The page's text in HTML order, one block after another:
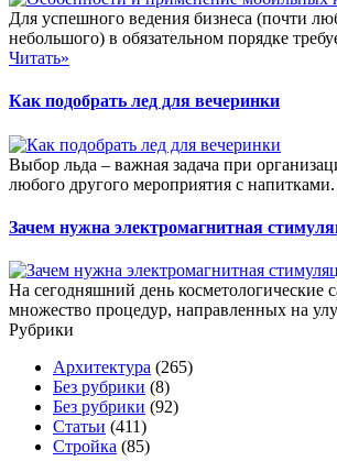
Для успешного ведения бизнеса (почти
небольшого) в обязательном порядке
Читать»
Как подобрать лед для вечеринки
Выбор льда – важная задача при
любого другого мероприятия с напитками.
Зачем нужна электромагнитная
На сегодняшний день косметологические
множество процедур, направленных на
Рубрики
Архитектура (265)
Без рубрики (8)
Без рубрики (92)
Статьи (411)
Стройка (85)